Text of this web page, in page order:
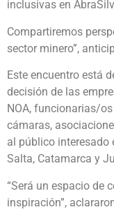
inclusivas en
Compartiremos
sector minero”,
Este encuentro está
decisión de las
NOA, funcionarias/
cámaras,
al público interesado
Salta, Catamarca y
“Será un espacio de
inspiración”,